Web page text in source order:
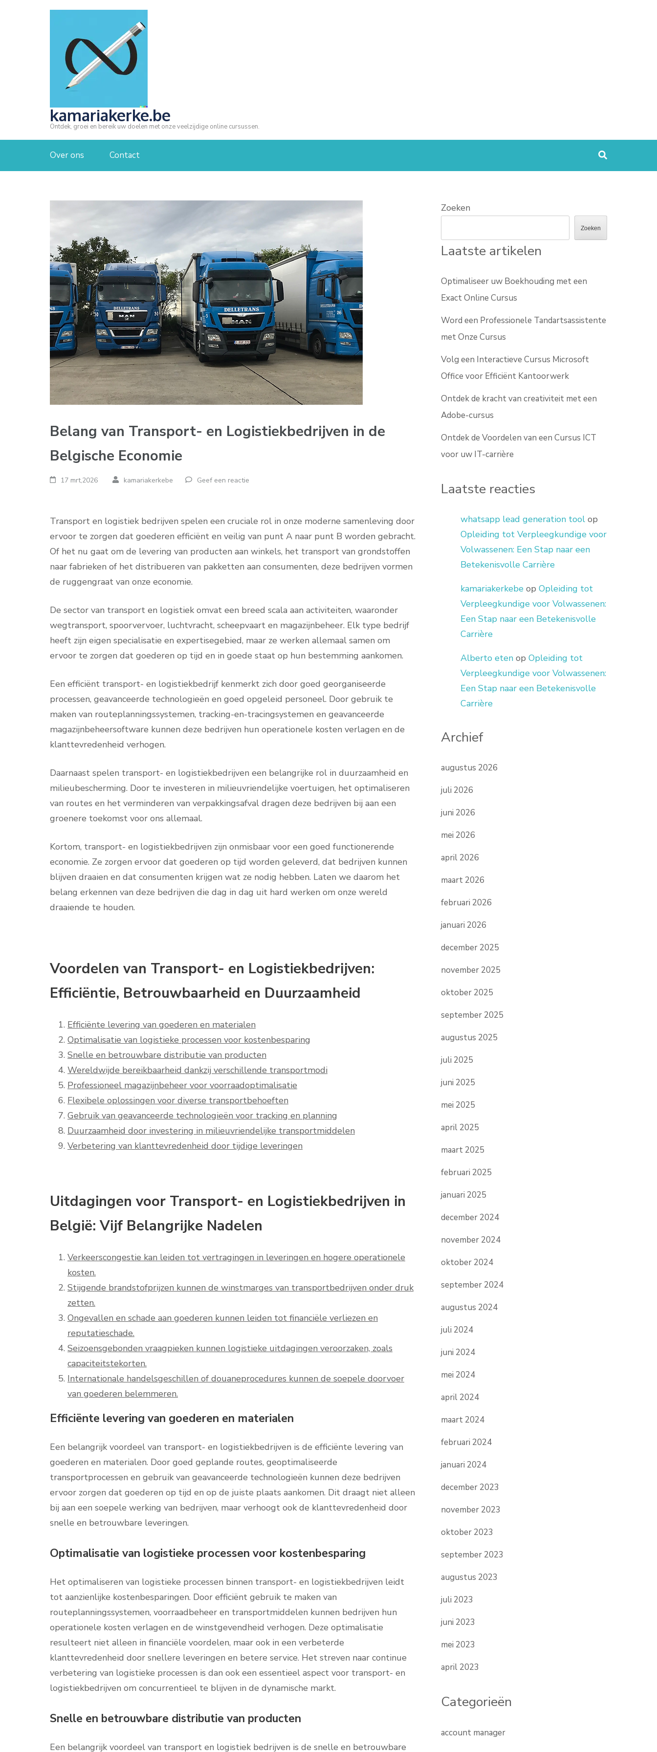
kamariakerke.be
Ontdek, groei en bereik uw doelen met onze veelzijdige online cursussen.
Over ons Contact
Belang van Transport- en Logistiekbedrijven in de
Belgische Economie
17 mrt,2026 kamariakerkebe Geef een reactie
Transport en logistiek bedrijven spelen een cruciale rol in onze moderne samenleving door
ervoor te zorgen dat goederen efficiënt en veilig van punt A naar punt B worden gebracht.
Of het nu gaat om de levering van producten aan winkels, het transport van grondstoffen
naar fabrieken of het distribueren van pakketten aan consumenten, deze bedrijven vormen
de ruggengraat van onze economie.
De sector van transport en logistiek omvat een breed scala aan activiteiten, waaronder
wegtransport, spoorvervoer, luchtvracht, scheepvaart en magazijnbeheer. Elk type bedrijf
heeft zijn eigen specialisatie en expertisegebied, maar ze werken allemaal samen om
ervoor te zorgen dat goederen op tijd en in goede staat op hun bestemming aankomen.
Een efficiënt transport- en logistiekbedrijf kenmerkt zich door goed georganiseerde
processen, geavanceerde technologieën en goed opgeleid personeel. Door gebruik te
maken van routeplanningssystemen, tracking-en-tracingsystemen en geavanceerde
magazijnbeheersoftware kunnen deze bedrijven hun operationele kosten verlagen en de
klanttevredenheid verhogen.
Daarnaast spelen transport- en logistiekbedrijven een belangrijke rol in duurzaamheid en
milieubescherming. Door te investeren in milieuvriendelijke voertuigen, het optimaliseren
van routes en het verminderen van verpakkingsafval dragen deze bedrijven bij aan een
groenere toekomst voor ons allemaal.
Kortom, transport- en logistiekbedrijven zijn onmisbaar voor een goed functionerende
economie. Ze zorgen ervoor dat goederen op tijd worden geleverd, dat bedrijven kunnen
blijven draaien en dat consumenten krijgen wat ze nodig hebben. Laten we daarom het
belang erkennen van deze bedrijven die dag in dag uit hard werken om onze wereld
draaiende te houden.
Voordelen van Transport- en Logistiekbedrijven:
Efficiëntie, Betrouwbaarheid en Duurzaamheid
Efficiënte levering van goederen en materialen
Optimalisatie van logistieke processen voor kostenbesparing
Snelle en betrouwbare distributie van producten
Wereldwijde bereikbaarheid dankzij verschillende transportmodi
Professioneel magazijnbeheer voor voorraadoptimalisatie
Flexibele oplossingen voor diverse transportbehoeften
Gebruik van geavanceerde technologieën voor tracking en planning
Duurzaamheid door investering in milieuvriendelijke transportmiddelen
Verbetering van klanttevredenheid door tijdige leveringen
Uitdagingen voor Transport- en Logistiekbedrijven in
België: Vijf Belangrijke Nadelen
Verkeerscongestie kan leiden tot vertragingen in leveringen en hogere operationele
kosten.
Stijgende brandstofprijzen kunnen de winstmarges van transportbedrijven onder druk
zetten.
Ongevallen en schade aan goederen kunnen leiden tot financiële verliezen en
reputatieschade.
Seizoensgebonden vraagpieken kunnen logistieke uitdagingen veroorzaken, zoals
capaciteitstekorten.
Internationale handelsgeschillen of douaneprocedures kunnen de soepele doorvoer
van goederen belemmeren.
Efficiënte levering van goederen en materialen
Een belangrijk voordeel van transport- en logistiekbedrijven is de efficiënte levering van
goederen en materialen. Door goed geplande routes, geoptimaliseerde
transportprocessen en gebruik van geavanceerde technologieën kunnen deze bedrijven
ervoor zorgen dat goederen op tijd en op de juiste plaats aankomen. Dit draagt niet alleen
bij aan een soepele werking van bedrijven, maar verhoogt ook de klanttevredenheid door
snelle en betrouwbare leveringen.
Optimalisatie van logistieke processen voor kostenbesparing
Het optimaliseren van logistieke processen binnen transport- en logistiekbedrijven leidt
tot aanzienlijke kostenbesparingen. Door efficiënt gebruik te maken van
routeplanningssystemen, voorraadbeheer en transportmiddelen kunnen bedrijven hun
operationele kosten verlagen en de winstgevendheid verhogen. Deze optimalisatie
resulteert niet alleen in financiële voordelen, maar ook in een verbeterde
klanttevredenheid door snellere leveringen en betere service. Het streven naar continue
verbetering van logistieke processen is dan ook een essentieel aspect voor transport- en
logistiekbedrijven om concurrentieel te blijven in de dynamische markt.
Snelle en betrouwbare distributie van producten
Een belangrijk voordeel van transport en logistiek bedrijven is de snelle en betrouwbare
Zoeken
Zoeken
Laatste artikelen
Optimaliseer uw Boekhouding met een
Exact Online Cursus
Word een Professionele Tandartsassistente
met Onze Cursus
Volg een Interactieve Cursus Microsoft
Office voor Efficiënt Kantoorwerk
Ontdek de kracht van creativiteit met een
Adobe-cursus
Ontdek de Voordelen van een Cursus ICT
voor uw IT-carrière
Laatste reacties
whatsapp lead generation tool op
Opleiding tot Verpleegkundige voor
Volwassenen: Een Stap naar een
Betekenisvolle Carrière
kamariakerkebe opOpleiding tot
Verpleegkundige voor Volwassenen:
Een Stap naar een Betekenisvolle
Carrière
Alberto eten opOpleiding tot
Verpleegkundige voor Volwassenen:
Een Stap naar een Betekenisvolle
Carrière
Archief
augustus 2026
juli 2026
juni 2026
mei 2026
april 2026
maart 2026
februari 2026
januari 2026
december 2025
november 2025
oktober 2025
september 2025
augustus 2025
juli 2025
juni 2025
mei 2025
april 2025
maart 2025
februari 2025
januari 2025
december 2024
november 2024
oktober 2024
september 2024
augustus 2024
juli 2024
juni 2024
mei 2024
april 2024
maart 2024
februari 2024
januari 2024
december 2023
november 2023
oktober 2023
september 2023
augustus 2023
juli 2023
juni 2023
mei 2023
april 2023
Categorieën
account manager